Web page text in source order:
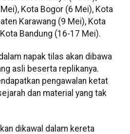
Kota Bogor (6 Mei), Kota
Karawang (9 Mei), Kota
Bandung (16-17 Mei).
napak tilas akan dibawa
asli beserta replikanya.
pengawalan ketat
dan material yang tak
dikawal dalam kereta